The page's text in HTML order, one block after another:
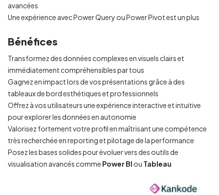
avancées
Une expérience avec Power Query ou Power Pivot est un plus
Bénéfices
Transformez des données complexes en visuels clairs et
immédiatement compréhensibles par tous
Gagnez en impact lors de vos présentations grâce à des
tableaux de bord esthétiques et professionnels
Offrez à vos utilisateurs une expérience interactive et intuitive
pour explorer les données en autonomie
Valorisez fortement votre profil en maîtrisant une compétence
très recherchée en reporting et pilotage de la performance
Posez les bases solides pour évoluer vers des outils de
visualisation avancés comme Power BI ou Tableau